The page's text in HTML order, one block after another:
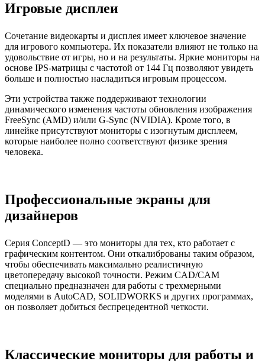
Игровые дисплеи
Сочетание видеокарты и дисплея имеет ключевое значение
для игрового компьютера. Их показатели влияют не только на
удовольствие от игры, но и на результаты. Яркие мониторы на
основе IPS-матрицы с частотой от 144 Гц позволяют увидеть
больше и полностью насладиться игровым процессом.
Эти устройства также поддерживают технологии
динамического изменения частоты обновления изображения
FreeSync (AMD) и/или G-Sync (NVIDIA). Кроме того, в
линейке присутствуют мониторы с изогнутым дисплеем,
которые наиболее полно соответствуют физике зрения
человека.
Профессиональные экраны для
дизайнеров
Серия ConceptD — это мониторы для тех, кто работает с
графическим контентом. Они откалиброваны таким образом,
чтобы обеспечивать максимально реалистичную
цветопередачу высокой точности. Режим CAD/CAM
специально предназначен для работы с трехмерными
моделями в AutoCAD, SOLIDWORKS и других программах,
он позволяет добиться беспрецедентной четкости.
Классические мониторы для работы и